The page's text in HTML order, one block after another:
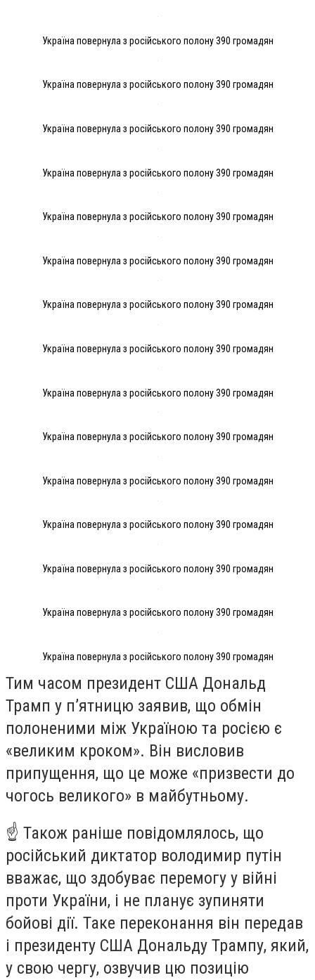
Україна повернула з російського полону 390 громадян
Україна повернула з російського полону 390 громадян
Україна повернула з російського полону 390 громадян
Україна повернула з російського полону 390 громадян
Україна повернула з російського полону 390 громадян
Україна повернула з російського полону 390 громадян
Україна повернула з російського полону 390 громадян
Україна повернула з російського полону 390 громадян
Україна повернула з російського полону 390 громадян
Україна повернула з російського полону 390 громадян
Україна повернула з російського полону 390 громадян
Україна повернула з російського полону 390 громадян
Україна повернула з російського полону 390 громадян
Україна повернула з російського полону 390 громадян
Україна повернула з російського полону 390 громадян
Тим часом президент США Дональд
Трамп у п’ятницю заявив, що обмін
полоненими між Україною та росією є
«великим кроком». Він висловив
припущення, що це може «призвести до
чогось великого» в майбутньому.
☝️ Також раніше повідомлялось, що
російський диктатор володимир путін
вважає, що здобуває перемогу у війні
проти України, і не планує зупиняти
бойові дії. Таке переконання він передав
і президенту США Дональду Трампу, який,
у свою чергу, озвучив цю позицію